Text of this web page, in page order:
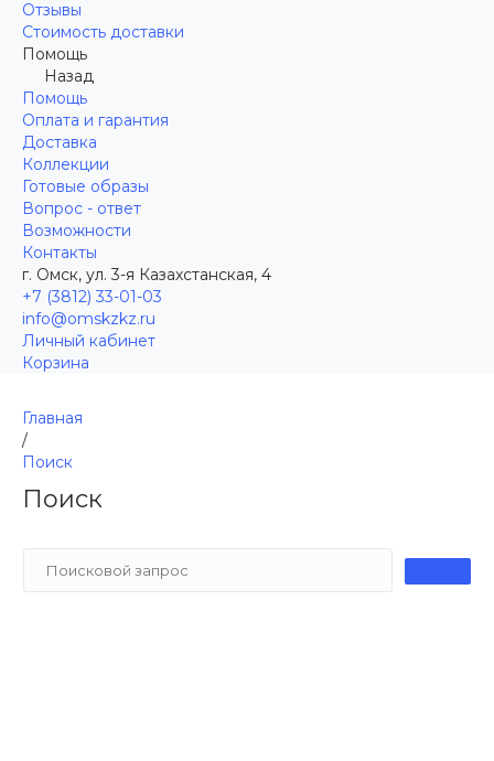
Отзывы
Стоимость доставки
Помощь
Назад
Помощь
Оплата и гарантия
Доставка
Коллекции
Готовые образы
Вопрос - ответ
Возможности
Контакты
г. Омск, ул. 3-я Казахстанская, 4
+7 (3812) 33-01-03
info@omskzkz.ru
Личный кабинет
Корзина
Главная
/
Поиск
Поиск